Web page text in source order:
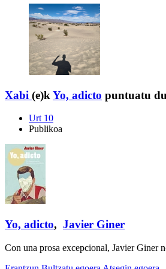
Xabi (e)k Yo, adicto puntuatu
Urt 10
Publikoa
Yo, adicto, Javier Giner
Con una prosa excepcional, Javier Giner